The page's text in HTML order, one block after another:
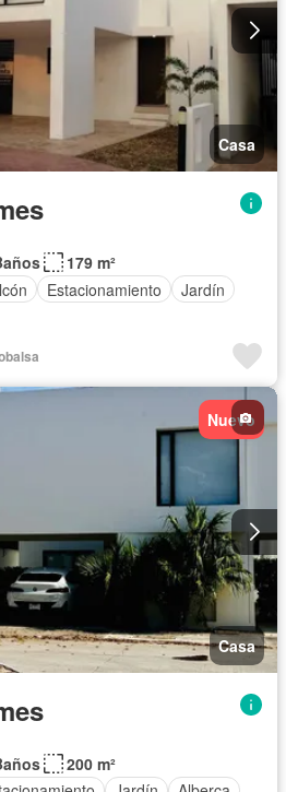
Casa
179 m²
Estacionamiento
Jardín
Nuevo
Casa
200 m²